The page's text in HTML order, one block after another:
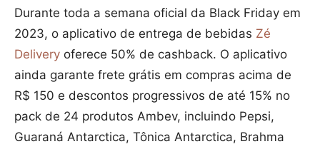
Durante toda a semana oficial da Black Friday em
2023, o aplicativo de entrega de bebidas Zé
Delivery oferece 50% de cashback. O aplicativo
ainda garante frete grátis em compras acima de
R$ 150 e descontos progressivos de até 15% no
pack de 24 produtos Ambev, incluindo Pepsi,
Guaraná Antarctica, Tônica Antarctica, Brahma